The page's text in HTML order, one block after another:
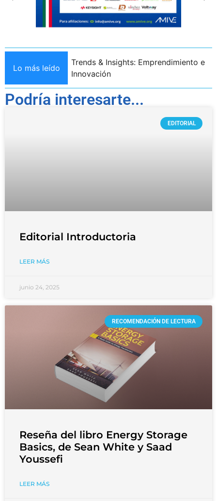
Lo más leído
4.0
Trends & Insights: Emprendimiento e
Innovación
Podría interesarte...
EDITORIAL
Editorial Introductoria
LEER MÁS
junio 24, 2025
RECOMENDACIÓN DE LECTURA
Reseña del libro Energy Storage
Basics, de Sean White y Saad
Youssefi
LEER MÁS